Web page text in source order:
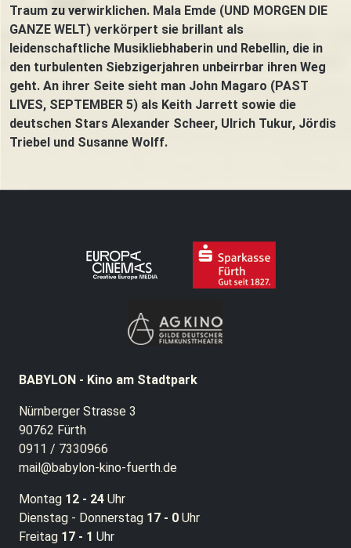
Traum zu verwirklichen. Mala Emde (UND MORGEN DIE
GANZE WELT) verkörpert sie brillant als
leidenschaftliche Musikliebhaberin und Rebellin, die in
den turbulenten Siebzigerjahren unbeirrbar ihren Weg
geht. An ihrer Seite sieht man John Magaro (PAST
LIVES, SEPTEMBER 5) als Keith Jarrett sowie die
deutschen Stars Alexander Scheer, Ulrich Tukur, Jördis
Triebel und Susanne Wolff.
BABYLON - Kino am Stadtpark
Nürnberger Strasse 3
90762 Fürth
0911 / 7330966
mail@babylon-kino-fuerth.de
Montag 12 - 24 Uhr
Dienstag - Donnerstag 17 - 0 Uhr
Freitag 17 - 1 Uhr